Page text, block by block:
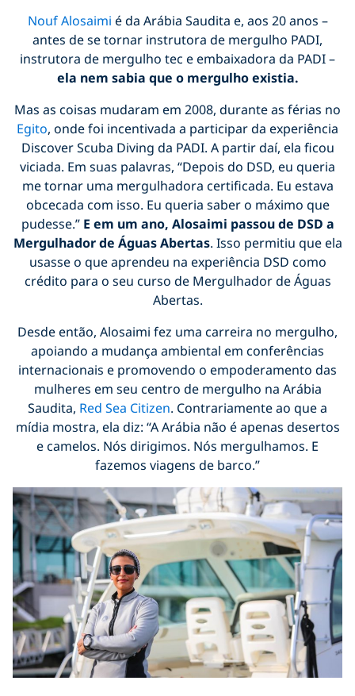
Nouf Alosaimi é da Arábia Saudita e, aos 20 anos –
antes de se tornar instrutora de mergulho PADI,
instrutora de mergulho tec e embaixadora da PADI –
ela nem sabia que o mergulho existia.
Mas as coisas mudaram em 2008, durante as férias no
Egito, onde foi incentivada a participar da experiência
Discover Scuba Diving da PADI. A partir daí, ela ficou
viciada. Em suas palavras, “Depois do DSD, eu queria
me tornar uma mergulhadora certificada. Eu estava
obcecada com isso. Eu queria saber o máximo que
pudesse.” E em um ano, Alosaimi passou de DSD a
Mergulhador de Águas Abertas. Isso permitiu que ela
usasse o que aprendeu na experiência DSD como
crédito para o seu curso de Mergulhador de Águas
Abertas.
Desde então, Alosaimi fez uma carreira no mergulho,
apoiando a mudança ambiental em conferências
internacionais e promovendo o empoderamento das
mulheres em seu centro de mergulho na Arábia
Saudita, Red Sea Citizen. Contrariamente ao que a
mídia mostra, ela diz: “A Arábia não é apenas desertos
e camelos. Nós dirigimos. Nós mergulhamos. E
fazemos viagens de barco.”